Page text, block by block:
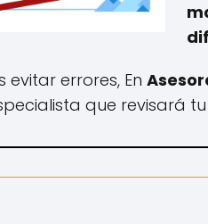
evitar errores, En
que revisará